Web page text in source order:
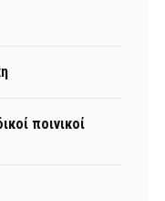
ποινικοί